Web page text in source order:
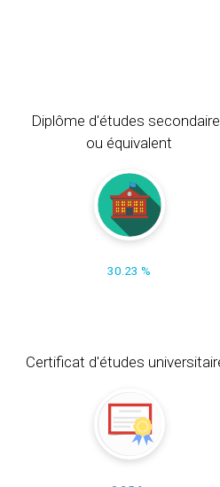
Diplôme d'études
ou équivalent
30.23 %
Certificat d'études